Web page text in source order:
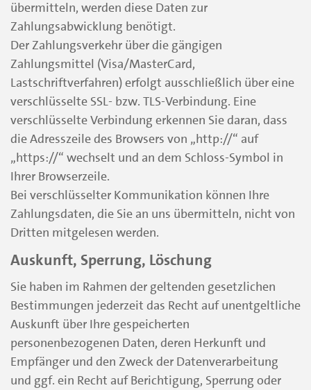
übermitteln, werden diese Daten zur
Zahlungsabwicklung benötigt.
Der Zahlungsverkehr über die gängigen
Zahlungsmittel (Visa/MasterCard,
Lastschriftverfahren) erfolgt ausschließlich über eine
verschlüsselte SSL- bzw. TLS-Verbindung. Eine
verschlüsselte Verbindung erkennen Sie daran, dass
die Adresszeile des Browsers von „http://“ auf
„https://“ wechselt und an dem Schloss-Symbol in
Ihrer Browserzeile.
Bei verschlüsselter Kommunikation können Ihre
Zahlungsdaten, die Sie an uns übermitteln, nicht von
Dritten mitgelesen werden.
Auskunft, Sperrung, Löschung
Sie haben im Rahmen der geltenden gesetzlichen
Bestimmungen jederzeit das Recht auf unentgeltliche
Auskunft über Ihre gespeicherten
personenbezogenen Daten, deren Herkunft und
Empfänger und den Zweck der Datenverarbeitung
und ggf. ein Recht auf Berichtigung, Sperrung oder